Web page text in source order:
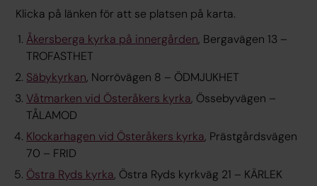
Klicka på länken för att se platsen på karta.
Åkersberga kyrka på innergården, Bergavägen 13 –
TROFASTHET
Säbykyrkan, Norrövägen 8 – ÖDMJUKHET
Våtmarken vid Österåkers kyrka, Össebyvägen –
TÅLAMOD
Klockarhagen vid Österåkers kyrka, Prästgårdsvägen
70 – FRID
Östra Ryds kyrka, Östra Ryds kyrkväg 21 – KÄRLEK